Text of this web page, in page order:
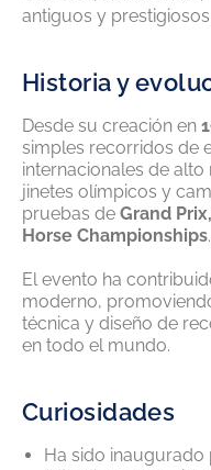
antiguos y
Historia y
Desde su creación en
simples recorridos de
internacionales de alto
jinetes olímpicos y
pruebas de Grand
Horse Championships.
El evento ha
moderno,
técnica y diseño de
en todo el mundo.
Curiosidades
Ha sido